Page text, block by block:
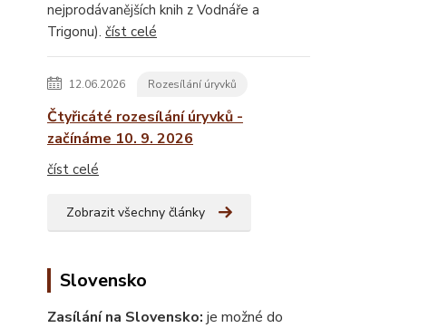
nejprodávanějších knih z Vodnáře a
Trigonu). číst celé
12.06.2026 Rozesílání úryvků
Čtyřicáté rozesílání úryvků -
začínáme 10. 9. 2026
číst celé
Zobrazit všechny články
Slovensko
Zasílání na Slovensko: je možné do